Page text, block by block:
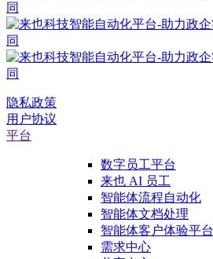
隐私政策
用户协议
平台
数字员工平台
来也 AI 员工
智能体流程自动化
智能体文档处理
智能体客户体验平台
需求中心